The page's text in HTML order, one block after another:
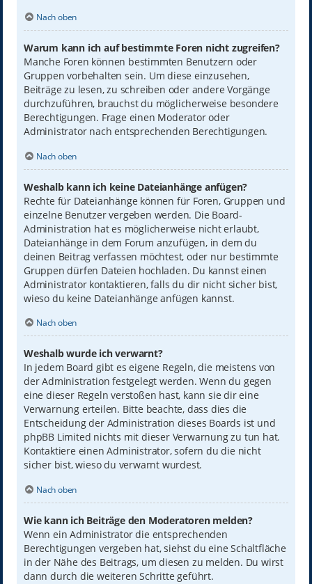
Nach oben
Warum kann ich auf bestimmte Foren nicht zugreifen?
Manche Foren können bestimmten Benutzern oder
Gruppen vorbehalten sein. Um diese einzusehen,
Beiträge zu lesen, zu schreiben oder andere Vorgänge
durchzuführen, brauchst du möglicherweise besondere
Berechtigungen. Frage einen Moderator oder
Administrator nach entsprechenden Berechtigungen.
Nach oben
Weshalb kann ich keine Dateianhänge anfügen?
Rechte für Dateianhänge können für Foren, Gruppen und
einzelne Benutzer vergeben werden. Die Board-
Administration hat es möglicherweise nicht erlaubt,
Dateianhänge in dem Forum anzufügen, in dem du
deinen Beitrag verfassen möchtest, oder nur bestimmte
Gruppen dürfen Dateien hochladen. Du kannst einen
Administrator kontaktieren, falls du dir nicht sicher bist,
wieso du keine Dateianhänge anfügen kannst.
Nach oben
Weshalb wurde ich verwarnt?
In jedem Board gibt es eigene Regeln, die meistens von
der Administration festgelegt werden. Wenn du gegen
eine dieser Regeln verstoßen hast, kann sie dir eine
Verwarnung erteilen. Bitte beachte, dass dies die
Entscheidung der Administration dieses Boards ist und
phpBB Limited nichts mit dieser Verwarnung zu tun hat.
Kontaktiere einen Administrator, sofern du die nicht
sicher bist, wieso du verwarnt wurdest.
Nach oben
Wie kann ich Beiträge den Moderatoren melden?
Wenn ein Administrator die entsprechenden
Berechtigungen vergeben hat, siehst du eine Schaltfläche
in der Nähe des Beitrags, um diesen zu melden. Du wirst
dann durch die weiteren Schritte geführt.